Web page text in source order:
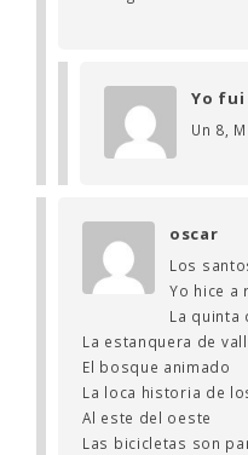
Yo fui
Un 8,
oscar
Los
Yo hice a
La quinta
La estanquera de
El bosque animado
La loca historia de
Al este del oeste
Las bicicletas son